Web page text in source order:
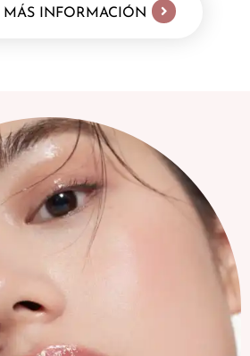
MÁS INFORMACIÓN